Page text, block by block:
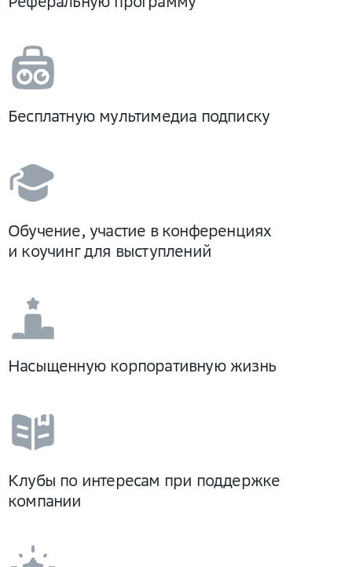
Бесплатную мультимедиа подписку
Обучение, участие в конференциях
и коучинг для выступлений
Насыщенную корпоративную жизнь
Клубы по интересам при поддержке
компании